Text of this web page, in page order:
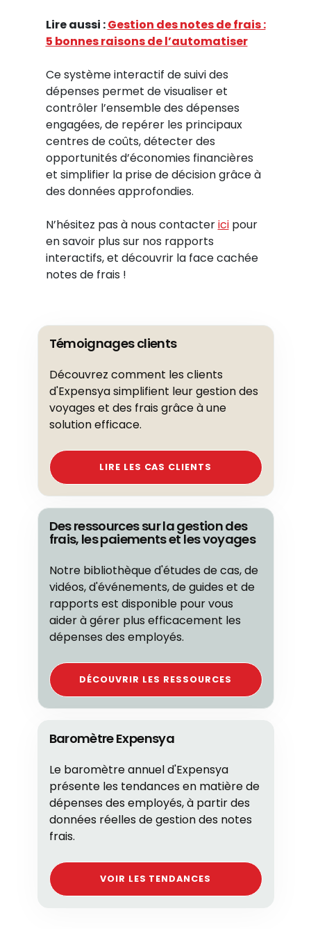
Lire aussi :Gestion des notes de frais :
5 bonnes raisons de l’automatiser
Ce système interactif de suivi des
dépenses permet de visualiser et
contrôler l’ensemble des dépenses
engagées, de repérer les principaux
centres de coûts, détecter des
opportunités d’économies financières
et simplifier la prise de décision grâce à
des données approfondies.
N’hésitez pas à nous contactericipour
en savoir plus sur nos rapports
interactifs, et découvrir la face cachée
notes de frais !
Témoignages clients
Découvrez comment les clients
d'Expensya simplifient leur gestion des
voyages et des frais grâce à une
solution efficace.
LIRE LES CAS CLIENTS
Des ressources sur la gestion des
frais, les paiements et les voyages
Notre bibliothèque d'études de cas, de
vidéos, d'événements, de guides et de
rapports est disponible pour vous
aider à gérer plus efficacement les
dépenses des employés.
DÉCOUVRIR LES RESSOURCES
Baromètre Expensya
Le baromètre annuel d'Expensya
présente les tendances en matière de
dépenses des employés, à partir des
données réelles de gestion des notes
frais.
VOIR LES TENDANCES